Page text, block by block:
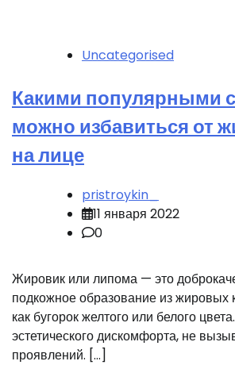
Uncategorised
Какими популярными
можно избавиться от
на лице
pristroykin_
11 января 2022
0
Жировик или липома — это
подкожное образование из жировых
как бугорок желтого или белого
эстетического дискомфорта, не
проявлений. […]